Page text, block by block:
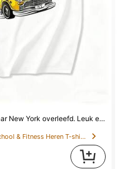
Tom, ik heb mijn reis naar New York overleefd. Leuk en origineel T-shirt met een gele spinnentaxi, vintage jaren 80-stijl, unisex voor mannen en vrouwen.
in Sportschool & Fitness Heren T-shirts